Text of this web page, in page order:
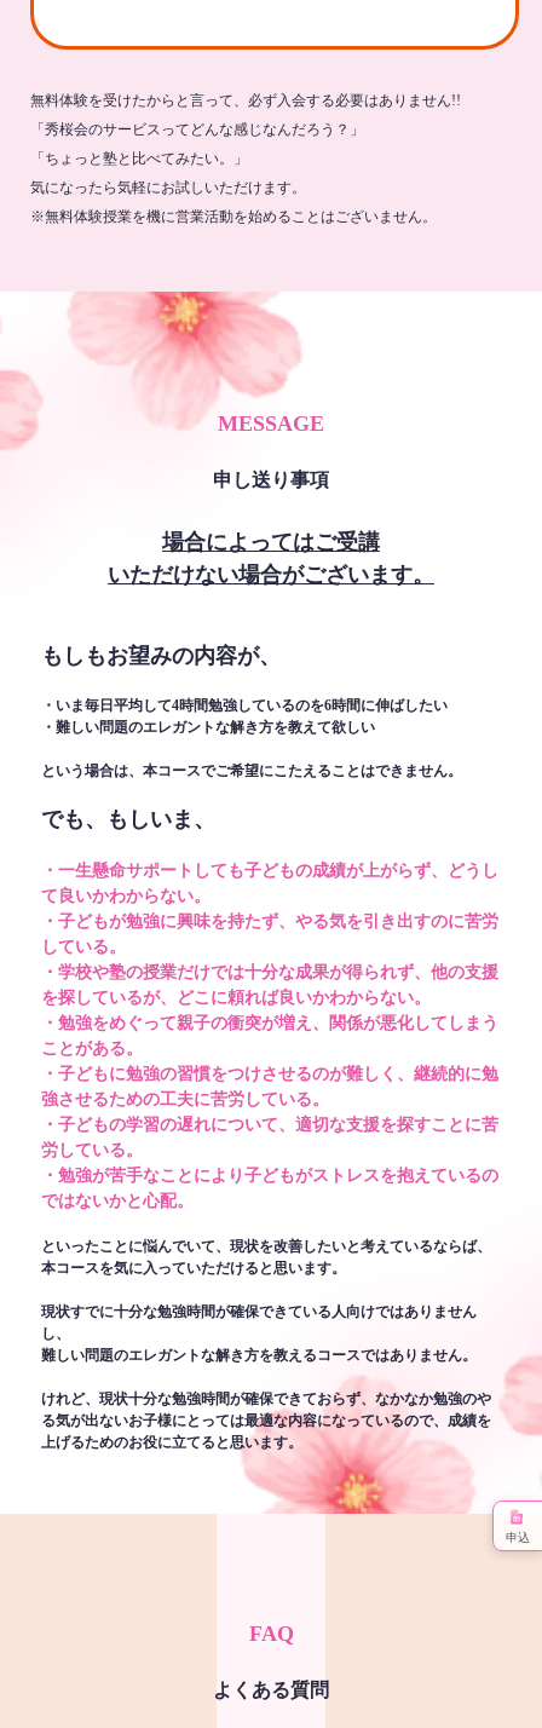
無料体験を受けたからと言って、必ず入会する必要はありません!!
「秀桜会のサービスってどんな感じなんだろう？」
「ちょっと塾と比べてみたい。」
気になったら気軽にお試しいただけます。
※無料体験授業を機に営業活動を始めることはございません。
MESSAGE
申し送り事項
場合によってはご受講
いただけない場合がございます。
もしもお望みの内容が、
・いま毎日平均して4時間勉強しているのを6時間に伸ばしたい
・難しい問題のエレガントな解き方を教えて欲しい
という場合は、本コースでご希望にこたえることはできません。
でも、もしいま、
・一生懸命サポートしても子どもの成績が上がらず、どうし
て良いかわからない。
・子どもが勉強に興味を持たず、やる気を引き出すのに苦労
している。
・学校や塾の授業だけでは十分な成果が得られず、他の支援
を探しているが、どこに頼れば良いかわからない。
・勉強をめぐって親子の衝突が増え、関係が悪化してしまう
ことがある。
・子どもに勉強の習慣をつけさせるのが難しく、継続的に勉
強させるための工夫に苦労している。
・子どもの学習の遅れについて、適切な支援を探すことに苦
労している。
・勉強が苦手なことにより子どもがストレスを抱えているの
ではないかと心配。
といったことに悩んでいて、現状を改善したいと考えているならば、
本コースを気に入っていただけると思います。
現状すでに十分な勉強時間が確保できている人向けではありません
し、
難しい問題のエレガントな解き方を教えるコースではありません。
けれど、現状十分な勉強時間が確保できておらず、なかなか勉強のや
る気が出ないお子様にとっては最適な内容になっているので、成績を
上げるためのお役に立てると思います。
FAQ
よくある質問
申込